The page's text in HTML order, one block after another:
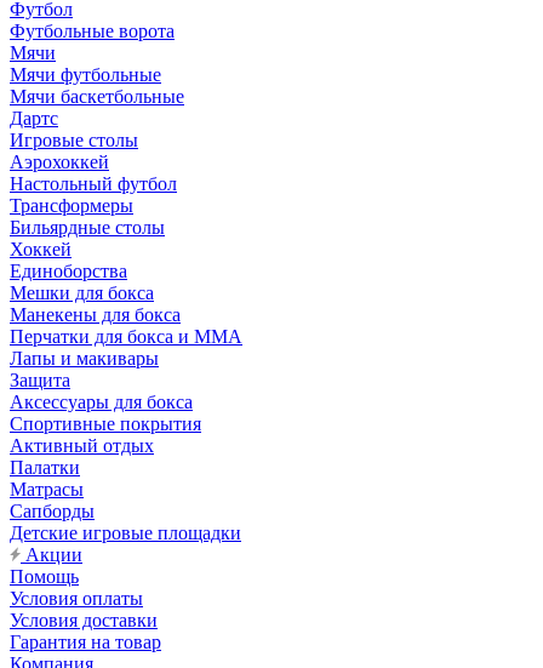
Футбол
Футбольные ворота
Мячи
Мячи футбольные
Мячи баскетбольные
Дартс
Игровые столы
Аэрохоккей
Настольный футбол
Трансформеры
Бильярдные столы
Хоккей
Единоборства
Мешки для бокса
Манекены для бокса
Перчатки для бокса и MMA
Лапы и макивары
Защита
Аксессуары для бокса
Спортивные покрытия
Активный отдых
Палатки
Матрасы
Сапборды
Детские игровые площадки
Акции
Помощь
Условия оплаты
Условия доставки
Гарантия на товар
Компания